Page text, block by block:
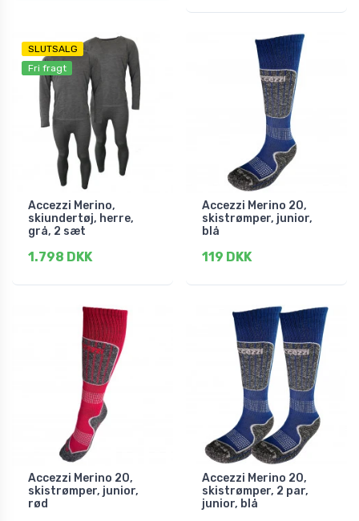
SLUTSALG
Fri fragt
Accezzi Merino,
skiundertøj, herre,
grå, 2 sæt
1.798 DKK
Accezzi Merino 20,
skistrømper, junior,
blå
119 DKK
Accezzi Merino 20,
skistrømper, junior,
rød
Accezzi Merino 20,
skistrømper, 2 par,
junior, blå